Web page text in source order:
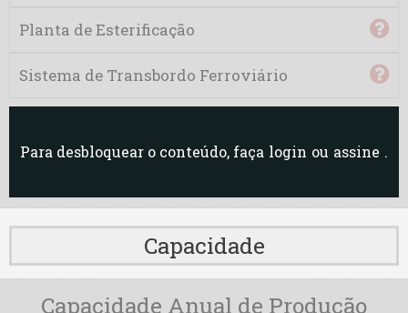
Oleoplan RO
Olfar RJ
Olfar RS
Planta de Esterificação
Sistema de Transbordo Ferroviário
Para desbloquear o conteúdo, faça login ou assine .
Capacidade
Capacidade Anual de Produção